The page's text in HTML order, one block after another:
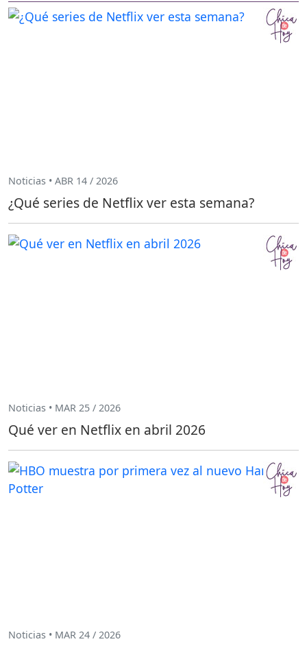
Noticias • ABR 14 / 2026
¿Qué series de Netflix ver esta semana?
Noticias • MAR 25 / 2026
Qué ver en Netflix en abril 2026
Noticias • MAR 24 / 2026